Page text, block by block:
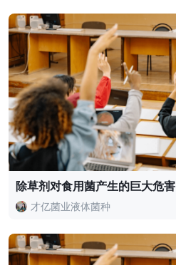
除草剂对食用菌产生的巨大危害
才亿菌业液体菌种